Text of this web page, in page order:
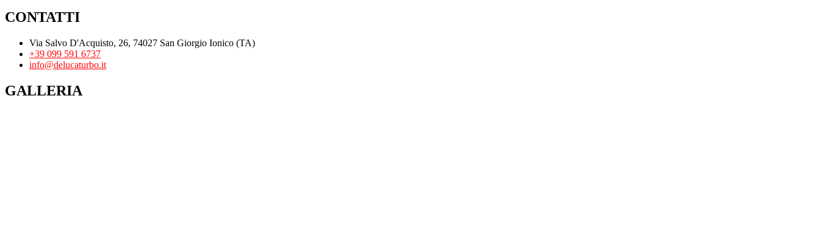
CONTATTI
Via Salvo D'Acquisto, 26, 74027 San Giorgio Ionico (TA)
+39 099 591 6737
info@delucaturbo.it
GALLERIA